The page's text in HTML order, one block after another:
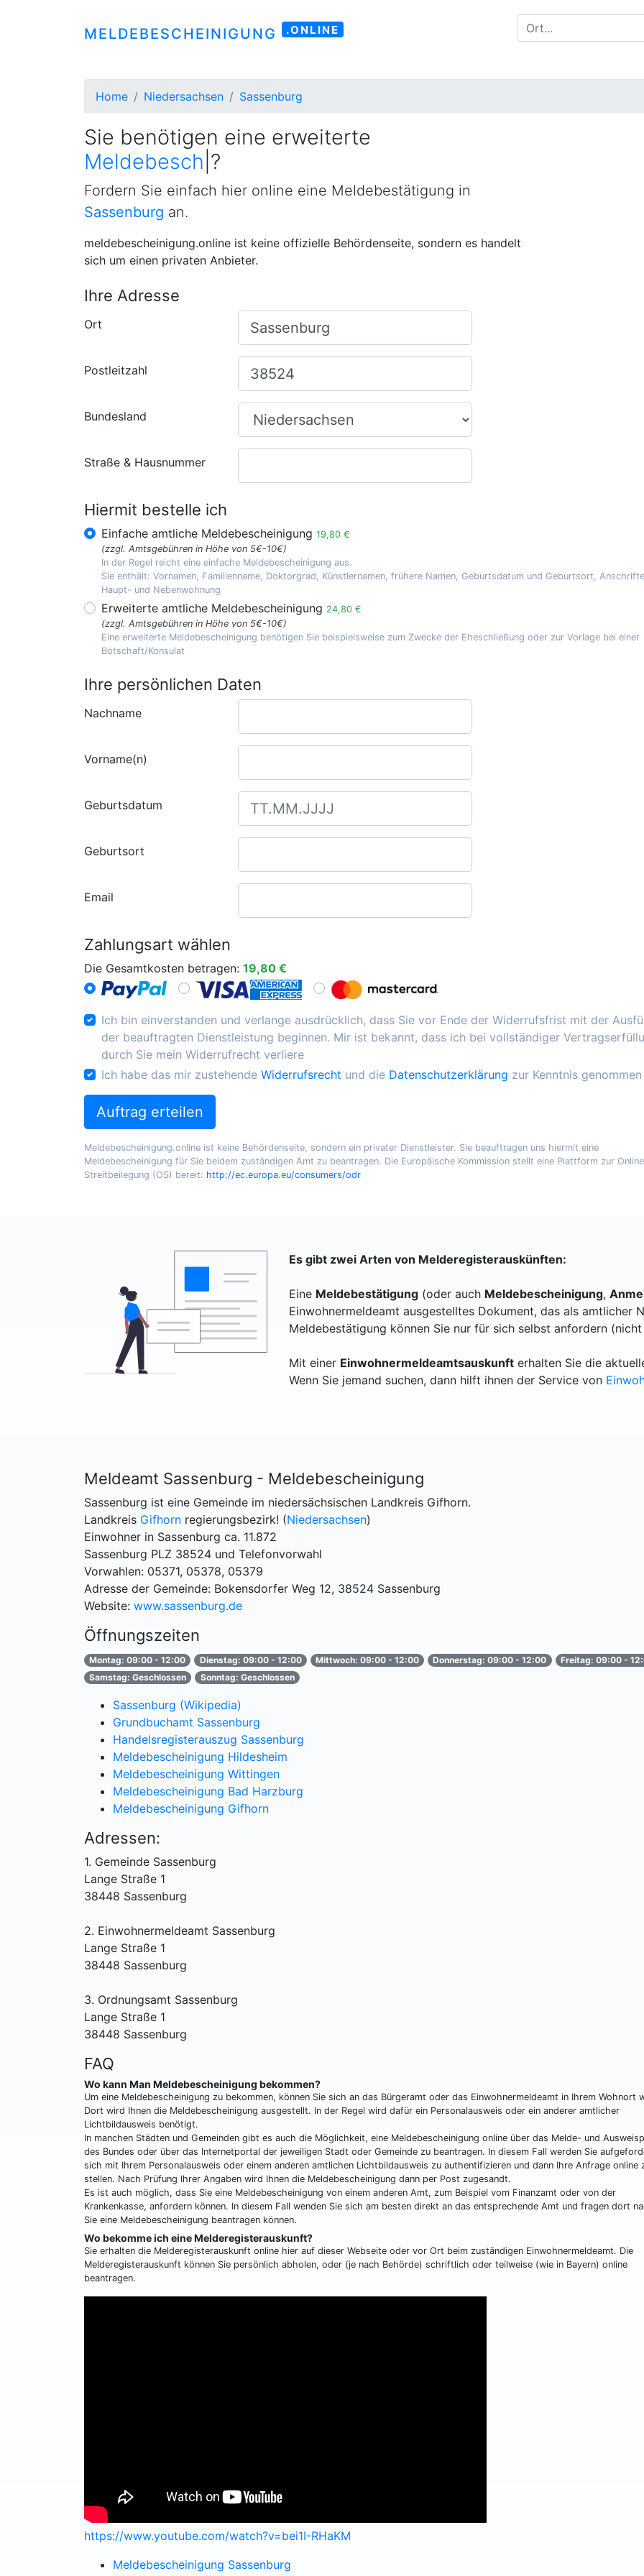
MELDEBESCHEINIGUNG .ONLINE
Home Niedersachsen Sassenburg
Sie benötigen eine erweiterte
Meldebescheinigung
Fordern Sie einfach hier online eine Meldebestätigung in
Sassenburg an.
meldebescheinigung.online ist keine offizielle Behördenseite, sondern es handelt
sich um einen privaten Anbieter.
Ihre Adresse
Ort
Postleitzahl
Bundesland
Straße & Hausnummer
Hiermit bestelle ich
Einfache amtliche Meldebescheinigung 19,80 €
(zzgl. Amtsgebühren in Höhe von 5€-10€)
In der Regel reicht eine einfache Meldebescheinigung aus.
Sie enthält: Vornamen, Familienname, Doktorgrad, Künstlernamen, frühere Namen, Geburtsdatum und Geburtsort,
Haupt- und Nebenwohnung
Erweiterte amtliche Meldebescheinigung 24,80 €
(zzgl. Amtsgebühren in Höhe von 5€-10€)
Eine erweiterte Meldebescheinigung benötigen Sie beispielsweise zum Zwecke der Eheschließung oder zur Vorlage bei einer
Botschaft/Konsulat
Ihre persönlichen Daten
Nachname
Vorname(n)
Geburtsdatum
Geburtsort
Email
Zahlungsart wählen
Die Gesamtkosten betragen: 19,80 €
Ich bin einverstanden und verlange ausdrücklich, dass Sie vor Ende der Widerrufsfrist mit der
der beauftragten Dienstleistung beginnen. Mir ist bekannt, dass ich bei vollständiger
durch Sie mein Widerrufrecht verliere
Ich habe das mir zustehende Widerrufsrecht und die Datenschutzerklärung zur Kenntnis genommen
Auftrag erteilen
Meldebescheinigung.online ist keine Behördenseite, sondern ein privater Dienstleister. Sie beauftragen uns hiermit eine
Meldebescheinigung für Sie beidem zuständigen Amt zu beantragen. Die Europäische Kommission stellt eine Plattform zur
Streitbeilegung (OS) bereit: http://ec.europa.eu/consumers/odr
Es gibt zwei Arten von Melderegisterauskünften:
Eine Meldebestätigung (oder auch Meldebescheinigung,
Einwohnermeldeamt ausgestelltes Dokument, das als amtlicher
Meldebestätigung können Sie nur für sich selbst anfordern
Mit einer Einwohnermeldeamtsauskunft erhalten Sie die
Wenn Sie jemand suchen, dann hilft ihnen der Service von
Meldeamt Sassenburg - Meldebescheinigung
Sassenburg ist eine Gemeinde im niedersächsischen Landkreis Gifhorn.
Landkreis Gifhorn regierungsbezirk! (Niedersachsen)
Einwohner in Sassenburg ca. 11.872
Sassenburg PLZ 38524 und Telefonvorwahl
Vorwahlen: 05371, 05378, 05379
Adresse der Gemeinde: Bokensdorfer Weg 12, 38524 Sassenburg
Website: www.sassenburg.de
Öffnungszeiten
Montag: 09:00 - 12:00 Dienstag: 09:00 - 12:00 Mittwoch: 09:00 - 12:00 Donnerstag: 09:00 - 12:00
Freitag: 09:00 -
Samstag: Geschlossen
Sonntag: Geschlossen
Sassenburg (Wikipedia)
Grundbuchamt Sassenburg
Handelsregisterauszug Sassenburg
Meldebescheinigung Hildesheim
Meldebescheinigung Wittingen
Meldebescheinigung Bad Harzburg
Meldebescheinigung Gifhorn
Adressen:
1. Gemeinde Sassenburg
Lange Straße 1
38448 Sassenburg
2. Einwohnermeldeamt Sassenburg
Lange Straße 1
38448 Sassenburg
3. Ordnungsamt Sassenburg
Lange Straße 1
38448 Sassenburg
FAQ
Wo kann Man Meldebescheinigung bekommen?
Um eine Meldebescheinigung zu bekommen, können Sie sich an das Bürgeramt oder das Einwohnermeldeamt in Ihrem Wohnort
Dort wird Ihnen die Meldebescheinigung ausgestellt. In der Regel wird dafür ein Personalausweis oder ein anderer amtlicher
Lichtbildausweis benötigt.
In manchen Städten und Gemeinden gibt es auch die Möglichkeit, eine Meldebescheinigung online über das Melde- und
des Bundes oder über das Internetportal der jeweiligen Stadt oder Gemeinde zu beantragen. In diesem Fall werden Sie
sich mit Ihrem Personalausweis oder einem anderen amtlichen Lichtbildausweis zu authentifizieren und dann Ihre Anfrage online
stellen. Nach Prüfung Ihrer Angaben wird Ihnen die Meldebescheinigung dann per Post zugesandt.
Es ist auch möglich, dass Sie eine Meldebescheinigung von einem anderen Amt, zum Beispiel vom Finanzamt oder von der
Krankenkasse, anfordern können. In diesem Fall wenden Sie sich am besten direkt an das entsprechende Amt und fragen dort
Sie eine Meldebescheinigung beantragen können.
Wo bekomme ich eine Melderegisterauskunft?
Sie erhalten die Melderegisterauskunft online hier auf dieser Webseite oder vor Ort beim zuständigen Einwohnermeldeamt. Die
Melderegisterauskunft können Sie persönlich abholen, oder (je nach Behörde) schriftlich oder teilweise (wie in Bayern) online
beantragen.
https://www.youtube.com/watch?v=bei1I-RHaKM
Meldebescheinigung Sassenburg